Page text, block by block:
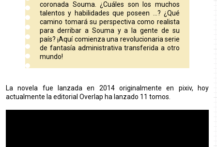
coronada Souma. ¿Cuáles son los muchos
talentos y habilidades que poseen ...? ¿Qué
camino tomará su perspectiva como realista
para derribar a Souma y a la gente de su
país? ¡Aquí comienza una revolucionaria serie
de fantasía administrativa transferida a otro
mundo!
La novela fue lanzada en 2014 originalmente en pixiv, hoy
actualmente la editorial Overlap ha lanzado 11 tomos.